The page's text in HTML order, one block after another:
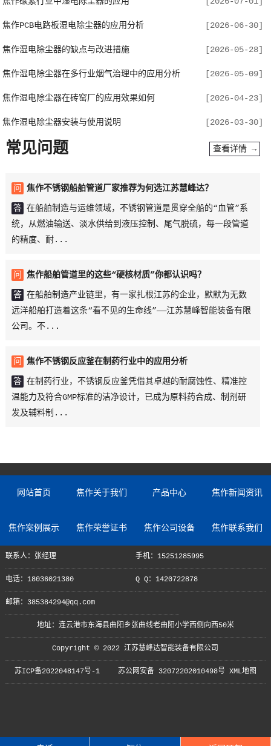
焦作PCB电路板湿电除尘器的应用分析 [2026-06-30]
焦作湿电除尘器的缺点与改进措施 [2026-05-28]
焦作湿电除尘器在多行业烟气治理中的应用分析 [2026-05-09]
焦作湿电除尘器在砖窑厂的应用效果如何 [2026-04-23]
焦作湿电除尘器安装与使用说明 [2026-03-30]
查看详情 →
常见问题
问 焦作不锈钢船舶管道厂家推荐为何选江苏慧峰达？
答 在船舶制造与运维领域，不锈钢管道是贯穿全船的“血管”系
统，从燃油输送、淡水供给到液压控制、尾气脱硫，每一段管道
的精度、耐...
问 焦作船舶管道里的这些“硬核材质”你都认识吗？
答 在船舶制造产业链里，有一家扎根江苏的企业，默默为无数
远洋船舶打造着这条“看不见的生命线”——江苏慧峰智能装备有限
公司。不...
问 焦作不锈钢反应釜在制药行业中的应用分析
答 在制药行业，不锈钢反应釜凭借其卓越的耐腐蚀性、精准控
温能力及符合GMP标准的洁净设计，已成为原料药合成、制剂研
发及辅料制...
网站首页 焦作关于我们 产品中心 焦作新闻资讯
焦作案例展示 焦作荣誉证书 焦作公司设备 焦作联系我们
联系人：张经理 手机：15251285995
电话：18036021380 Q Q：1420722878
邮箱：385384294@qq.com
地址：连云港市东海县曲阳乡张曲线老曲阳小学西侧向西50米
Copyright © 2022 江苏慧峰达智能装备有限公司
苏ICP备2022048147号-1 苏公网安备 32072202010498号 XML地图